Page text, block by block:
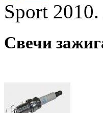
Sport
Свечи